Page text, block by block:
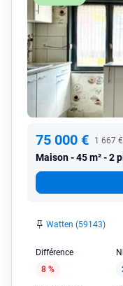
75 000 € 1 667
Maison 45 m² - 2
Watten (59143)
Différence
8 %